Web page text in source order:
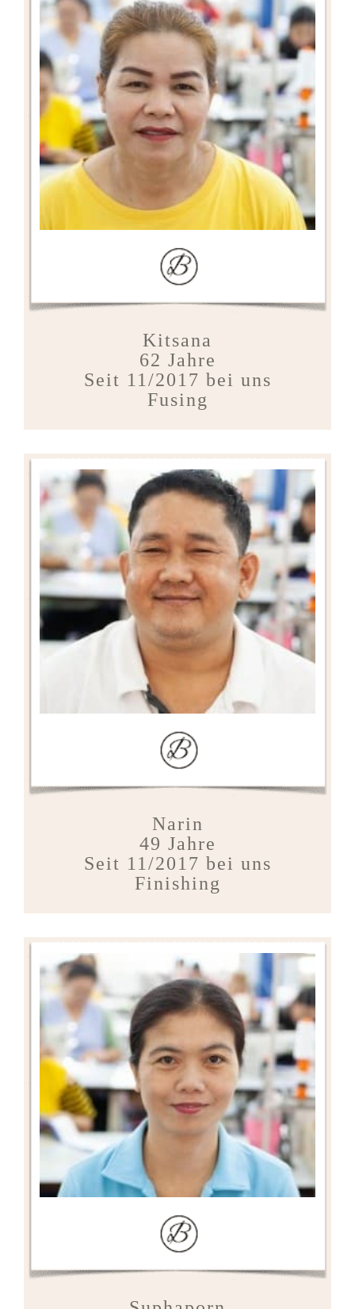
Kitsana
62 Jahre
Seit 11/2017 bei uns
Fusing
Narin
49 Jahre
Seit 11/2017 bei uns
Finishing